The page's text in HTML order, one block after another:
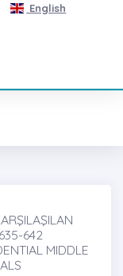
English
642
MIDDLE